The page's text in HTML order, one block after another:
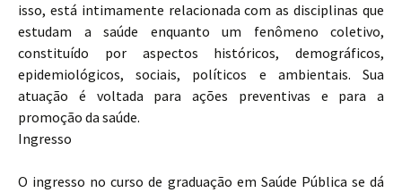
isso, está intimamente relacionada com as disciplinas que
estudam a saúde enquanto um fenômeno coletivo,
constituído por aspectos históricos, demográficos,
epidemiológicos, sociais, políticos e ambientais. Sua
atuação é voltada para ações preventivas e para a
promoção da saúde.
Ingresso
O ingresso no curso de graduação em Saúde Pública se dá